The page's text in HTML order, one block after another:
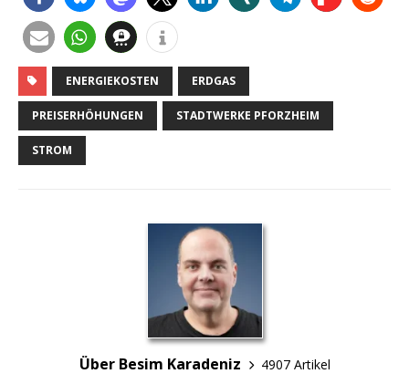
ENERGIEKOSTEN ERDGAS
PREISERHÖHUNGEN STADTWERKE PFORZHEIM
STROM
Über Besim Karadeniz
4907 Artikel